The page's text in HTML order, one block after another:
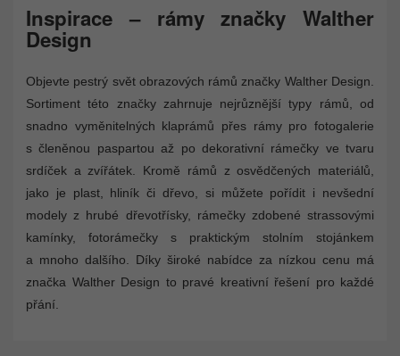
Inspirace – rámy značky Walther
Design
Objevte pestrý svět obrazových rámů značky Walther Design.
Sortiment této značky zahrnuje nejrůznější typy rámů, od
snadno vyměnitelných klaprámů přes rámy pro fotogalerie
s členěnou paspartou až po dekorativní rámečky ve tvaru
srdíček a zvířátek. Kromě rámů z osvědčených materiálů,
jako je plast, hliník či dřevo, si můžete pořídit i nevšední
modely z hrubé dřevotřísky, rámečky zdobené strassovými
kamínky, fotorámečky s praktickým stolním stojánkem
a mnoho dalšího. Díky široké nabídce za nízkou cenu má
značka Walther Design to pravé kreativní řešení pro každé
přání.